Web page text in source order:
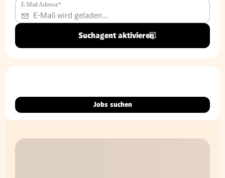
E-Mail Adresse*
Suchagent aktivieren
Jobs suchen